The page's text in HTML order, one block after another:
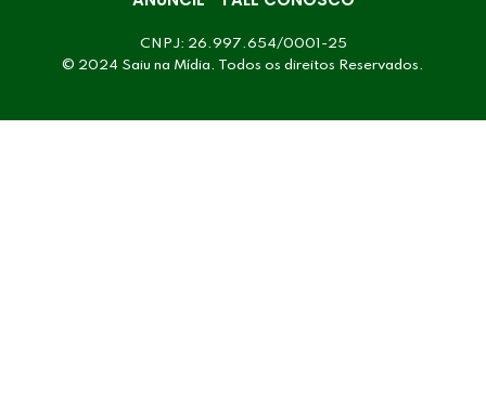
CNPJ: 26.997.654/0001-25
© 2024 Saiu na Mídia. Todos os direitos Reservados.